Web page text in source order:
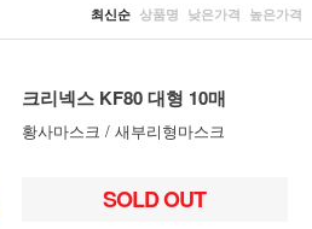
최신순 상품명 낮은가격 높은가격
크리넥스 KF80 대형 10매
황사마스크 / 새부리형마스크
SOLD OUT